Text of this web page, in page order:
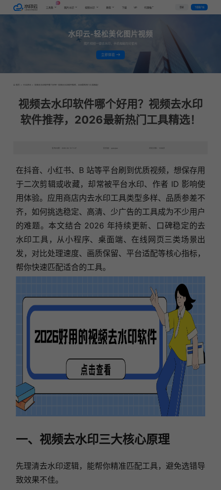
工具集
AI
图片水印 视频水印 教程 下载 VIP 代理推广 登录 下载客户端
水印云-轻松美化图片视频
图片视频一键去水印，手机电脑均可使用
立即体验
首页 > 行业资讯 > 视频去水印软件哪个好用？视频去水印软件推荐，2026最新热门工具精选！
视频去水印软件哪个好用？视频去水印
软件推荐，2026最新热门工具精选！
发布日期：2026-05-15 11:27 发表者：qianqian 浏览次数：1038次
在抖音、小红书、B 站等平台刷到优质视频，想保存用
于二次剪辑或收藏，却常被平台水印、作者 ID 影响使
用体验。应用商店内去水印工具类型多样、品质参差不
齐，如何挑选稳定、高清、少广告的工具成为不少用户
的难题。本文结合 2026 年持续更新、口碑稳定的去
水印工具，从小程序、桌面端、在线网页三类场景出
发，对比处理速度、画质保留、平台适配等核心指标，
帮你快速匹配适合的工具。
一、视频去水印三大核心原理
先理清去水印逻辑，能帮你精准匹配工具，避免选错导
致效果不佳。